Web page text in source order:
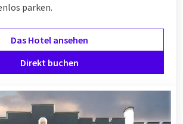
parken.
Das Hotel ansehen
Direkt buchen